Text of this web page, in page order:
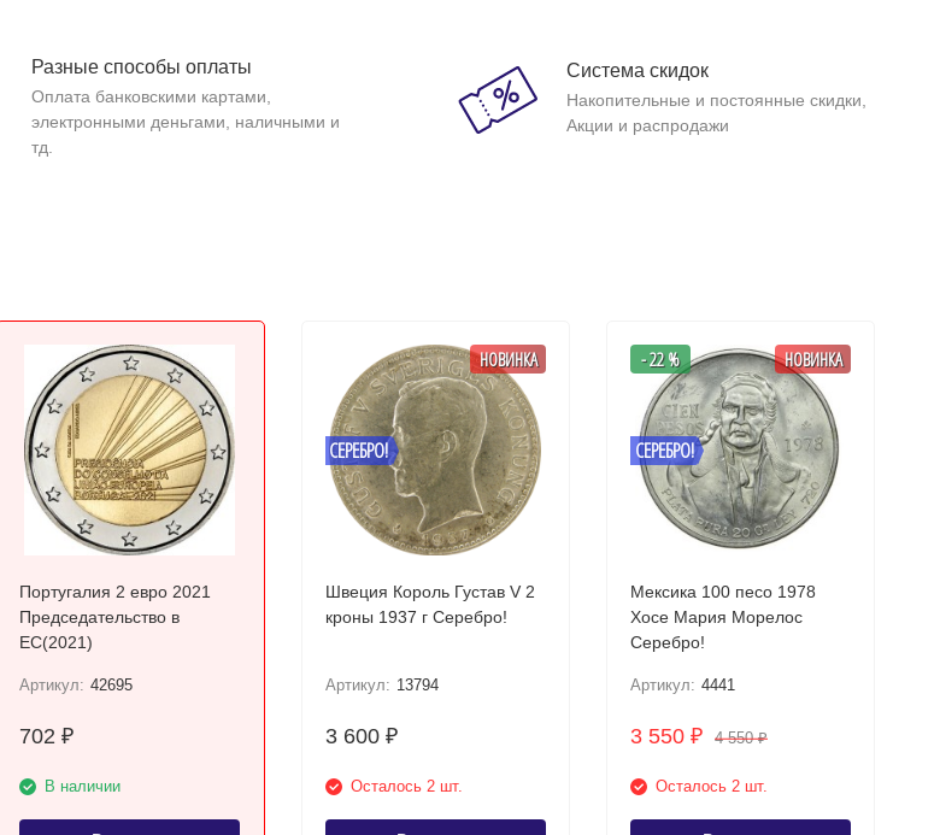
Разные способы оплаты
Оплата банковскими картами,
электронными деньгами, наличными и
тд.
Система скидок
Накопительные и постоянные скидки,
Акции и распродажи
Португалия 2 евро 2021
Председательство в
ЕС(2021)
Артикул: 42695
702₽
В наличии
СЕРЕБРО!
НОВИНКА
Швеция Король Густав V 2
кроны 1937 г Серебро!
Артикул: 13794
3 600 ₽
Осталось 2 шт.
СЕРЕБРО!
- 22 % НОВИНКА
Мексика 100 песо 1978
Хосе Мария Морелос
Серебро!
Артикул: 4441
3 550₽ 4 550₽
Осталось 2 шт.